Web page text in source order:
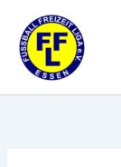
Inhalt
springen